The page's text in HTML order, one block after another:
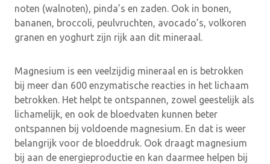
noten (walnoten), pinda’s en zaden. Ook in bonen,
bananen, broccoli, peulvruchten, avocado’s, volkoren
granen en yoghurt zijn rijk aan dit mineraal.
Magnesium is een veelzijdig mineraal en is betrokken
bij meer dan 600 enzymatische reacties in het lichaam
betrokken. Het helpt te ontspannen, zowel geestelijk als
lichamelijk, en ook de bloedvaten kunnen beter
ontspannen bij voldoende magnesium. En dat is weer
belangrijk voor de bloeddruk. Ook draagt magnesium
bij aan de energieproductie en kan daarmee helpen bij